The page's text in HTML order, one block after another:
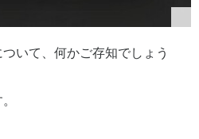
いて、何かご存知でしょう